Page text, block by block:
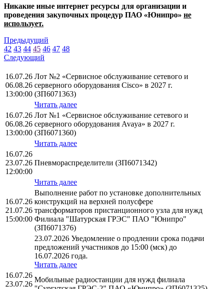
Никакие иные интернет ресурсы для организации и
проведения закупочных процедур ПАО «Юнипро» не
использует.
Предыдущий
42 43 44 45 46 47 48
Следующий
16.07.26
06.08.26
13:00:00
Лот №2 «Сервисное обслуживание сетевого и
серверного оборудования Cisco» в 2027 г.
(ЗП6071363)
Читать далее
16.07.26
06.08.26
13:00:00
Лот №1 «Сервисное обслуживание сетевого и
серверного оборудования Avaya» в 2027 г.
(ЗП6071360)
Читать далее
16.07.26
23.07.26
12:00:00
Пневмораспределители (ЗП6071342)
Читать далее
16.07.26
21.07.26
15:00:00
Выполнение работ по установке дополнительных
конструкций на верхней полусфере
трансформаторов пристанционного узла для нужд
Филиала "Шатурская ГРЭС" ПАО "Юнипро"
(ЗП6071376)
23.07.2026 Уведомление о продлении срока подачи
предложений участников до 15:00 (мск) до
16.07.2026 года.
Читать далее
16.07.26
23.07.26
Мобильные радиостанции для нужд филиала